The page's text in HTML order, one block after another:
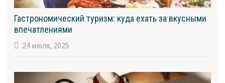
Гастрономический туризм: куда ехать за вкусными
впечатлениями
24 июля, 2025